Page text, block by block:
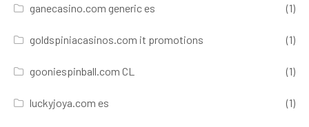
ganecasino.com generic es (1)
goldspiniacasinos.com it promotions (1)
gooniespinball.com CL (1)
luckyjoya.com es (1)